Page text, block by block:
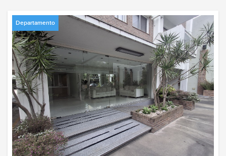
Departamento